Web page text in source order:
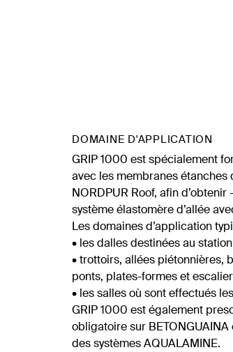
DOMAINE D'APPLICATION
GRIP 1000 est spécialement
avec les membranes étanches
NORDPUR Roof, afin
système élastomère d’allée
Les domaines d’application
• les dalles destinées au
• trottoirs, allées piétonnières,
ponts, plates-formes et
• les salles où sont effectués
GRIP 1000 est également
obligatoire sur
des systèmes AQUALAMINE.